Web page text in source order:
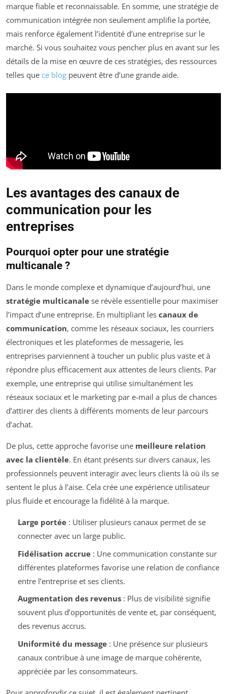
marque fiable et reconnaissable. En somme, une stratégie de
communication intégrée non seulement amplifie la portée,
mais renforce également l’identité d’une entreprise sur le
marché. Si vous souhaitez vous pencher plus en avant sur les
détails de la mise en œuvre de ces stratégies, des ressources
telles que ce blog peuvent être d’une grande aide.
Les avantages des canaux de
communication pour les
entreprises
Pourquoi opter pour une stratégie
multicanale ?
Dans le monde complexe et dynamique d’aujourd’hui, une
stratégie multicanale se révèle essentielle pour maximiser
l’impact d’une entreprise. En multipliant les canaux de
communication, comme les réseaux sociaux, les courriers
électroniques et les plateformes de messagerie, les
entreprises parviennent à toucher un public plus vaste et à
répondre plus efficacement aux attentes de leurs clients. Par
exemple, une entreprise qui utilise simultanément les
réseaux sociaux et le marketing par e-mail a plus de chances
d’attirer des clients à différents moments de leur parcours
d’achat.
De plus, cette approche favorise une meilleure relation
avec la clientèle. En étant présents sur divers canaux, les
professionnels peuvent interagir avec leurs clients là où ils se
sentent le plus à l’aise. Cela crée une expérience utilisateur
plus fluide et encourage la fidélité à la marque.
Large portée: Utiliser plusieurs canaux permet de se
connecter avec un large public.
Fidélisation accrue: Une communication constante sur
différentes plateformes favorise une relation de confiance
entre l’entreprise et ses clients.
Augmentation des revenus: Plus de visibilité signifie
souvent plus d’opportunités de vente et, par conséquent,
des revenus accrus.
Uniformité du message: Une présence sur plusieurs
canaux contribue à une image de marque cohérente,
appréciée par les consommateurs.